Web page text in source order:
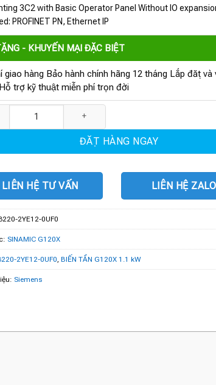
3C2 with Basic Operator Panel Without IO
PROFINET PN, Ethernet IP
- KHUYẾN MẠI ĐẶC BIỆT
giao hàng Bảo hành chính hãng 12 tháng Lắp đặt và
trợ kỹ thuật miễn phí trọn đời
ĐẶT HÀNG NGAY
LIÊN HỆ TƯ VẤN LIÊN HỆ ZALO
2YE12-0UF0
SINAMIC G120X
2YE12-0UF0 BIẾN TẦN G120X 1.1 kW
Siemens